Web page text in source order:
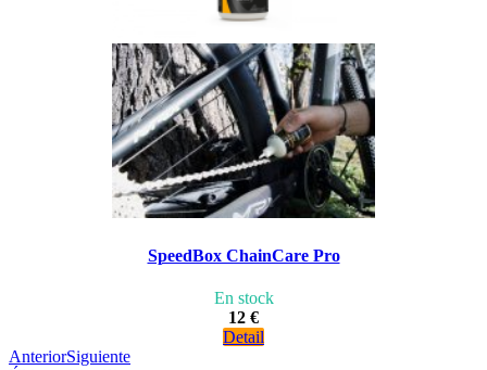
SpeedBox ChainCare Pro
En stock
12 €
Detail
AnteriorSiguiente